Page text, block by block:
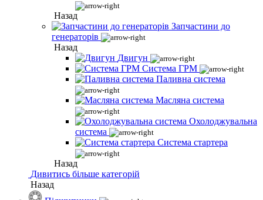
Назад
Запчастини до
генераторів
Назад
Двигун
Система ГРМ
Паливна система
Масляна система
Охолоджувальна
система
Система стартера
Назад
Дивитись більше категорій
Назад